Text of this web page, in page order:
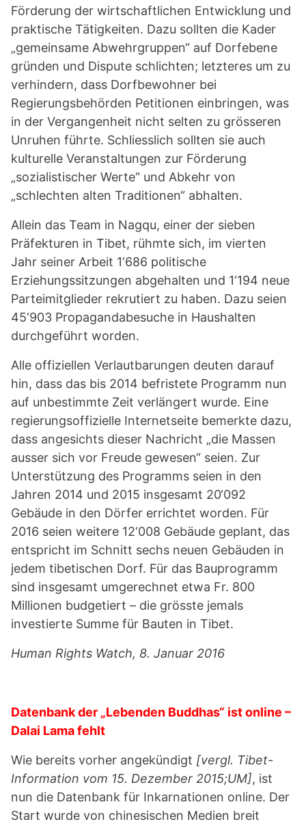
Förderung der wirtschaftlichen Entwicklung und
praktische Tätigkeiten. Dazu sollten die Kader
„gemeinsame Abwehrgruppen“ auf Dorfebene
gründen und Dispute schlichten; letzteres um zu
verhindern, dass Dorfbewohner bei
Regierungsbehörden Petitionen einbringen, was
in der Vergangenheit nicht selten zu grösseren
Unruhen führte. Schliesslich sollten sie auch
kulturelle Veranstaltungen zur Förderung
„sozialistischer Werte“ und Abkehr von
„schlechten alten Traditionen“ abhalten.
Allein das Team in Nagqu, einer der sieben
Präfekturen in Tibet, rühmte sich, im vierten
Jahr seiner Arbeit 1‘686 politische
Erziehungssitzungen abgehalten und 1‘194 neue
Parteimitglieder rekrutiert zu haben. Dazu seien
45‘903 Propagandabesuche in Haushalten
durchgeführt worden.
Alle offiziellen Verlautbarungen deuten darauf
hin, dass das bis 2014 befristete Programm nun
auf unbestimmte Zeit verlängert wurde. Eine
regierungsoffizielle Internetseite bemerkte dazu,
dass angesichts dieser Nachricht „die Massen
ausser sich vor Freude gewesen“ seien. Zur
Unterstützung des Programms seien in den
Jahren 2014 und 2015 insgesamt 20‘092
Gebäude in den Dörfer errichtet worden. Für
2016 seien weitere 12‘008 Gebäude geplant, das
entspricht im Schnitt sechs neuen Gebäuden in
jedem tibetischen Dorf. Für das Bauprogramm
sind insgesamt umgerechnet etwa Fr. 800
Millionen budgetiert – die grösste jemals
investierte Summe für Bauten in Tibet.
Human Rights Watch, 8. Januar 2016
Datenbank der „Lebenden Buddhas“ ist online –
Dalai Lama fehlt
Wie bereits vorher angekündigt [vergl. Tibet-
Information vom 15. Dezember 2015;UM], ist
nun die Datenbank für Inkarnationen online. Der
Start wurde von chinesischen Medien breit